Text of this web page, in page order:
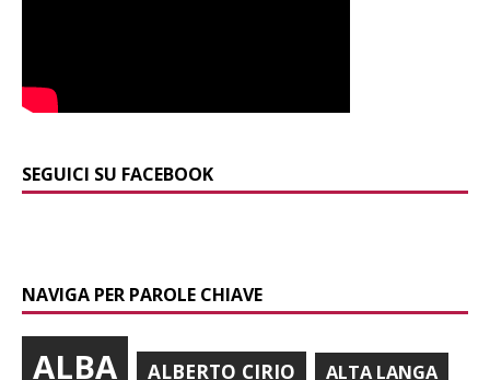
SEGUICI SU FACEBOOK
NAVIGA PER PAROLE CHIAVE
ALBA ALBERTO CIRIO ALTA LANGA